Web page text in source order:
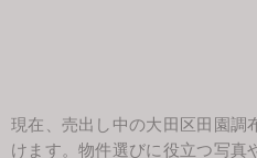
現在、売出し中の大田区田園調
けます。物件選びに役立つ写真